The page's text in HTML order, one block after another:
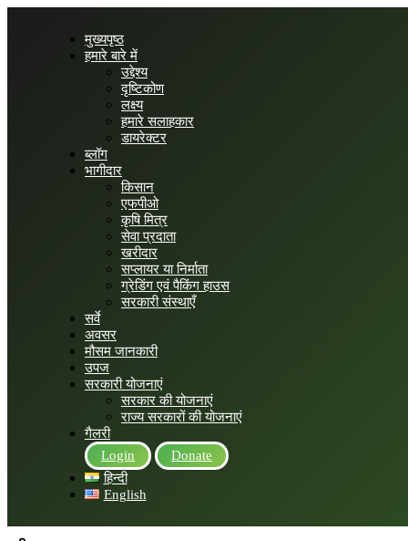
मुख्यपृष्ठ
हमारे बारे में
उद्देश्य
दृष्टिकोण
लक्ष्य
हमारे सलाहकार
डायरेक्टर
ब्लॉग
भागीदार
किसान
एफपीओ
कृषि मित्र
सेवा प्रदाता
खरीदार
सप्लायर या निर्माता
ग्रेडिंग एवं पैकिंग हाउस
सरकारी संस्थाएँ
सर्वे
अवसर
मौसम जानकारी
उपज
सरकारी योजनाएं
सरकार की योजनाएं
राज्य सरकारों की योजनाएं
गैलरी
Login
Donate
हिन्दी
English